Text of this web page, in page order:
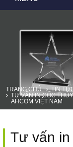
TRANG CHỦ
TIN
TƯ VẤN IN CỐC
AHCOM VIỆT NAM
Tư vấn in